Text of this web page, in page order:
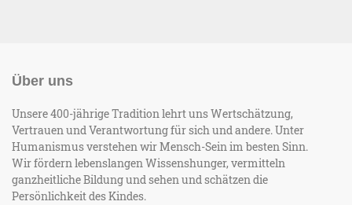
Über uns
Unsere 400-jährige Tradition lehrt uns Wertschätzung,
Vertrauen und Verantwortung für sich und andere. Unter
Humanismus verstehen wir Mensch-Sein im besten Sinn.
Wir fördern lebenslangen Wissenshunger, vermitteln
ganzheitliche Bildung und sehen und schätzen die
Persönlichkeit des Kindes.